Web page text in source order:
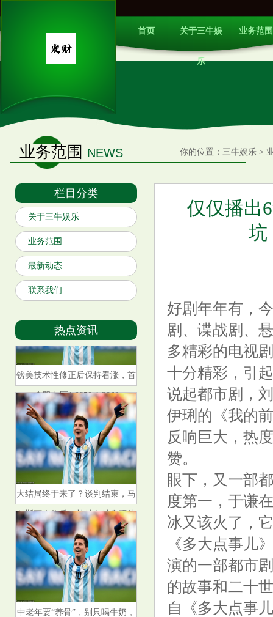
首页 关于三牛娱
乐
业务范围
业务范围 NEWS 你的位置： 三牛娱乐 >
栏目分类
关于三牛娱乐
业务范围
最新动态
联系我们
热点资讯
镑美技术性修正后保持看涨，首
个阻力区1.2850-1.2860
大结局终于来了？谈判结束，马
科斯下令收兵，杜特尔特发现被
骗了
中老年要“养骨”，别只喝牛奶，
仅仅播出
坑
好剧年年有，
剧、谍战剧、
多精彩的电视
十分精彩，引
说起都市剧，
伊琍的《我的
反响巨大，热
赞。
眼下，又一部
度第一，于谦
冰又该火了，
《多大点事儿
演的一部都市
的故事和二十
自《多大点事